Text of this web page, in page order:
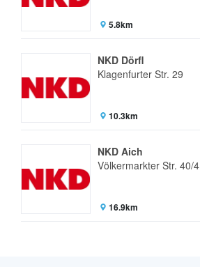
5.8km
NKD Dörfl
Klagenfurter Str. 29
10.3km
NKD Aich
Völkermarkter Str. 40/4
16.9km